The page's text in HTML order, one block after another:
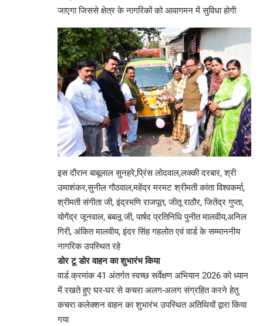
जाएगा जिससे क्षेत्र के नागरिकों को आवागमन में सुविधा होगी
इस दौरान बाबूलाल सुनहरे,प्रिंस लोदवाल,लक्की दरबार, श्री
उमाशंकर,सुनील गौठवाल,महेंद्र मरमट श्रीमती कांता विश्वकर्मा,
श्रीमती संगीता जी, इंद्रमणि राजपूत, जीतू राठौर, जितेंद्र गुप्ता,
योगेंद्र जूनवाल, बबलू जी, पार्षद प्रतिनिधि पुनीत मालवीय,अनिल
गिरी, अंकित मालवीय, इंदर सिंह गहलोत एवं वार्ड के सम्माननीय
नागरिक उपस्थित रहे
डोर टू डोर वाहन का शुभारंभ किया
वार्ड क्रमांक 41 अंतर्गत स्वच्छ सर्वेक्षण अभियान 2026 को ध्यान
में रखते हुए घर-घर से कचरा अलग-अलग संग्रहित करने हेतु
कचरा कलेक्शन वाहन का शुभारंभ उपस्थित अतिथियों द्वारा किया
गया